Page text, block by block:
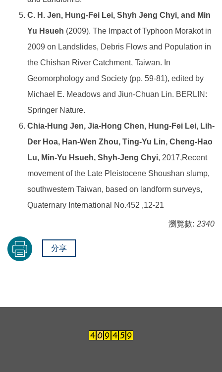
C. H. Jen, Hung-Fei Lei, Shyh Jeng Chyi, and Min
Yu Hsueh (2009). The Impact of Typhoon Morakot in
2009 on Landslides, Debris Flows and Population in
the Chishan River Catchment, Taiwan. In
Geomorphology and Society (pp. 59-81), edited by
Michael E. Meadows and Jiun-Chuan Lin. BERLIN:
Springer Nature.
Chia-Hung Jen, Jia-Hong Chen, Hung-Fei Lei, Lih-
Der Hoa, Han-Wen Zhou, Ting-Yu Lin, Cheng-Hao
Lu, Min-Yu Hsueh, Shyh-Jeng Chyi, 2017,Recent
movement of the Late Pleistocene Shoushan slump,
southwestern Taiwan, based on landform surveys,
Quaternary International No.452 ,12-21
瀏覽數: 2340
分享